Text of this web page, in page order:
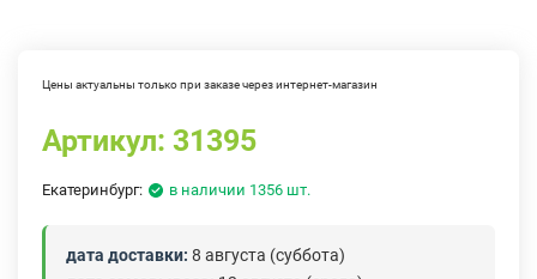
Цены актуальны только при заказе через интернет-магазин
Артикул: 31395
Екатеринбург: в наличии 1356 шт.
дата доставки: 8 августа (суббота)